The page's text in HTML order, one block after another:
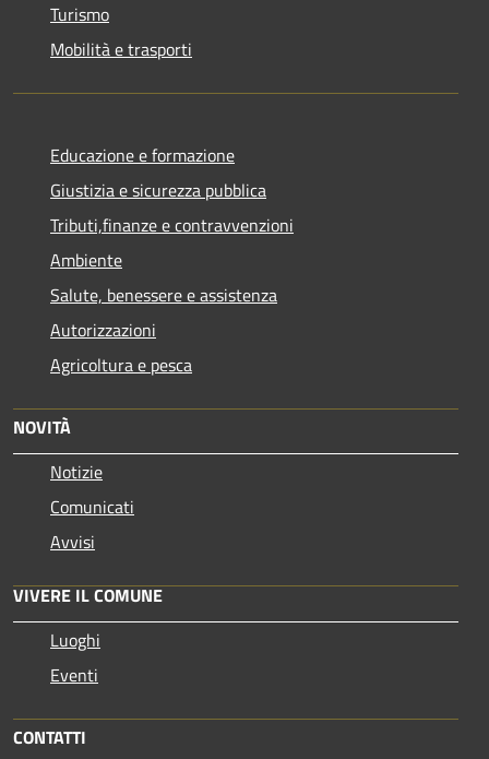
Turismo
Mobilità e trasporti
Educazione e formazione
Giustizia e sicurezza pubblica
Tributi,finanze e contravvenzioni
Ambiente
Salute, benessere e assistenza
Autorizzazioni
Agricoltura e pesca
NOVITÀ
Notizie
Comunicati
Avvisi
VIVERE IL COMUNE
Luoghi
Eventi
CONTATTI